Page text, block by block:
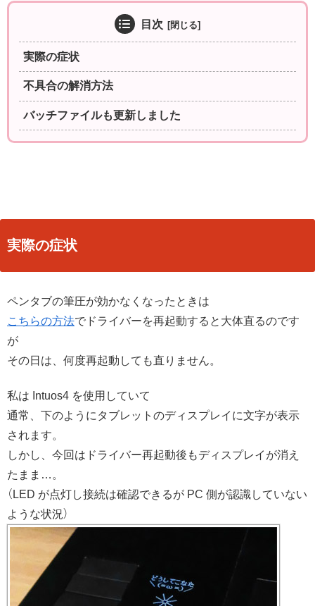
目次
実際の症状
不具合の解消方法
バッチファイルも更新しました
実際の症状
ペンタブの筆圧が効かなくなったときは
こちらの方法でドライバーを再起動すると大体直るのです
が
その日は、何度再起動しても直りません。
私は Intuos4 を使用していて
通常、下のようにタブレットのディスプレイに文字が表示
されます。
しかし、今回はドライバー再起動後もディスプレイが消え
たまま…。
（LED が点灯し接続は確認できるが PC 側が認識していない
ような状況）